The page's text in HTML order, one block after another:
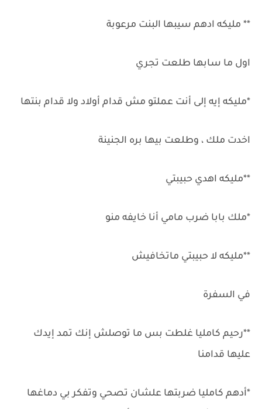
** مليكه ادهم سيبها البنت مرعوبة
اول ما سابها طلعت تجري
*مليكه إيه إلى أنت عملتو مش قدام أولاد ولا قدام بنتها
اخدت ملك ، وطلعت بيها بره الجنينة
**مليكه اهدي حبيبتي
*ملك بابا ضرب مامي أنا خايفه منو
**مليكه لا حبيبتي ماتخافيش
في السفرة
**رحيم كامليا غلطت بس ما توصلش إنك تمد إيدك
عليها قدامنا
*أدهم كامليا ضربتها علشان تصحي وتفكر بي دماغها